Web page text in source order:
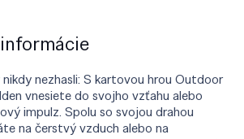
nezhasli: S kartovou hrou Outdoor
vnesiete do svojho vzťahu alebo
impulz. Spolu so svojou drahou
na čerstvý vzduch alebo na